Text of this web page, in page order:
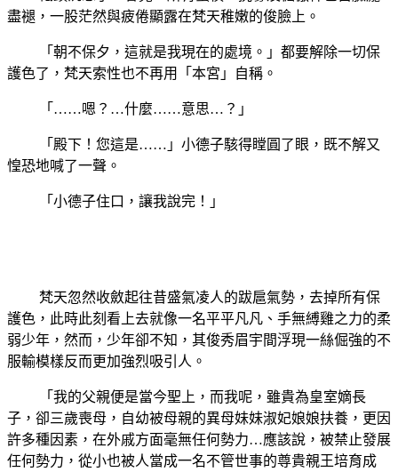
盡褪，一股茫然與疲倦顯露在梵天稚嫩的俊臉上。
「朝不保夕，這就是我現在的處境。」都要解除一切保
護色了，梵天索性也不再用「本宮」自稱。
「……嗯？…什麼……意思…？」
「殿下！您這是……」小德子駭得瞠圓了眼，既不解又
惶恐地喊了一聲。
「小德子住口，讓我說完！」
梵天忽然收斂起往昔盛氣凌人的跋扈氣勢，去掉所有保
護色，此時此刻看上去就像一名平平凡凡、手無縛雞之力的柔
弱少年，然而，少年卻不知，其俊秀眉宇間浮現一絲倔強的不
服輸模樣反而更加強烈吸引人。
「我的父親便是當今聖上，而我呢，雖貴為皇室嫡長
子，卻三歲喪母，自幼被母親的異母妹妹淑妃娘娘扶養，更因
許多種因素，在外戚方面毫無任何勢力…應該說，被禁止發展
任何勢力，從小也被人當成一名不管世事的尊貴親王培育成